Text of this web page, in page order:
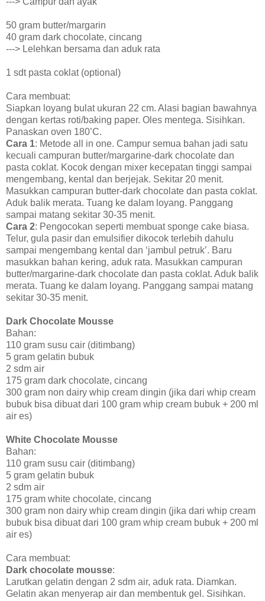
50 gram butter/margarin
40 gram dark chocolate, cincang
---> Lelehkan bersama dan aduk rata
1 sdt pasta coklat (optional)
Cara membuat:
Siapkan loyang bulat ukuran 22 cm. Alasi bagian bawahnya
dengan kertas roti/baking paper. Oles mentega. Sisihkan.
Panaskan oven 180’C.
Cara 1: Metode all in one. Campur semua bahan jadi satu
kecuali campuran butter/margarine-dark chocolate dan
pasta coklat. Kocok dengan mixer kecepatan tinggi sampai
mengembang, kental dan berjejak. Sekitar 20 menit.
Masukkan campuran butter-dark chocolate dan pasta coklat.
Aduk balik merata. Tuang ke dalam loyang. Panggang
sampai matang sekitar 30-35 menit.
Cara 2: Pengocokan seperti membuat sponge cake biasa.
Telur, gula pasir dan emulsifier dikocok terlebih dahulu
sampai mengembang kental dan ‘jambul petruk’. Baru
masukkan bahan kering, aduk rata. Masukkan campuran
butter/margarine-dark chocolate dan pasta coklat. Aduk balik
merata. Tuang ke dalam loyang. Panggang sampai matang
sekitar 30-35 menit.
Dark Chocolate Mousse
Bahan:
110 gram susu cair (ditimbang)
5 gram gelatin bubuk
2 sdm air
175 gram dark chocolate, cincang
300 gram non dairy whip cream dingin (jika dari whip cream
bubuk bisa dibuat dari 100 gram whip cream bubuk + 200 ml
air es)
White Chocolate Mousse
Bahan:
110 gram susu cair (ditimbang)
5 gram gelatin bubuk
2 sdm air
175 gram white chocolate, cincang
300 gram non dairy whip cream dingin (jika dari whip cream
bubuk bisa dibuat dari 100 gram whip cream bubuk + 200 ml
air es)
Cara membuat:
Dark chocolate mousse:
Larutkan gelatin dengan 2 sdm air, aduk rata. Diamkan.
Gelatin akan menyerap air dan membentuk gel. Sisihkan.